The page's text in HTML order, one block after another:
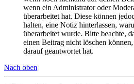
wenn ein Administrator oder
überarbeitet hat. Diese können
halten, eine Notiz hinterlassen,
überarbeitet wurde. Bitte beachte,
einen Beitrag nicht löschen
darauf geantwortet hat.
Nach oben